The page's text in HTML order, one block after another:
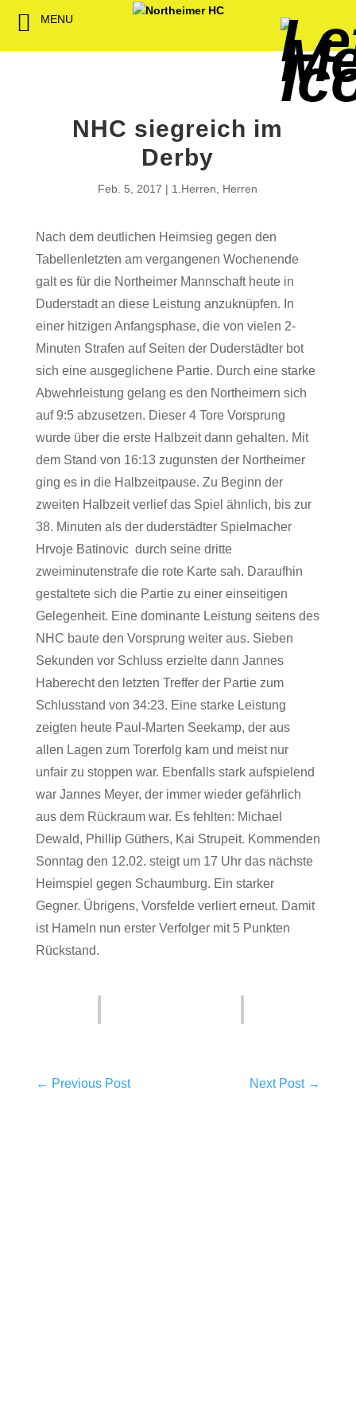
NHC siegreich im
Derby
Feb. 5, 2017 1.Herren Herren
Nach dem deutlichen Heimsieg gegen den
Tabellenletzten am vergangenen Wochenende
galt es für die Northeimer Mannschaft heute in
Duderstadt an diese Leistung anzuknüpfen. In
einer hitzigen Anfangsphase, die von vielen 2-
Minuten Strafen auf Seiten der Duderstädter bot
sich eine ausgeglichene Partie. Durch eine starke
Abwehrleistung gelang es den Northeimern sich
auf 9:5 abzusetzen. Dieser 4 Tore Vorsprung
wurde über die erste Halbzeit dann gehalten. Mit
dem Stand von 16:13 zugunsten der Northeimer
ging es in die Halbzeitpause. Zu Beginn der
zweiten Halbzeit verlief das Spiel ähnlich, bis zur
38. Minuten als der duderstädter Spielmacher
Hrvoje Batinovic durch seine dritte
zweiminutenstrafe die rote Karte sah. Daraufhin
gestaltete sich die Partie zu einer einseitigen
Gelegenheit. Eine dominante Leistung seitens des
NHC baute den Vorsprung weiter aus. Sieben
Sekunden vor Schluss erzielte dann Jannes
Haberecht den letzten Treffer der Partie zum
Schlusstand von 34:23. Eine starke Leistung
zeigten heute Paul-Marten Seekamp, der aus
allen Lagen zum Torerfolg kam und meist nur
unfair zu stoppen war. Ebenfalls stark aufspielend
war Jannes Meyer, der immer wieder gefährlich
aus dem Rückraum war. Es fehlten: Michael
Dewald, Phillip Güthers, Kai Strupeit. Kommenden
Sonntag den 12.02. steigt um 17 Uhr das nächste
Heimspiel gegen Schaumburg. Ein starker
Gegner. Übrigens, Vorsfelde verliert erneut. Damit
ist Hameln nun erster Verfolger mit 5 Punkten
Rückstand.
← Previous Post Next Post→
MENU
Back Back
1. Herren
2. Herren
Back
Weibliche
Spielbetrieb
Back
NHC
Back
Spieltagssponsoren
Jobbörse
Hallenheft
Back
Back Back
Vorstand
Satzung
FWD
Back
Back
Download
Kooperationen
Termine
Intern
Back